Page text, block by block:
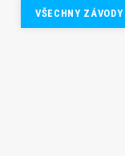
VŠECHNY ZÁVODY